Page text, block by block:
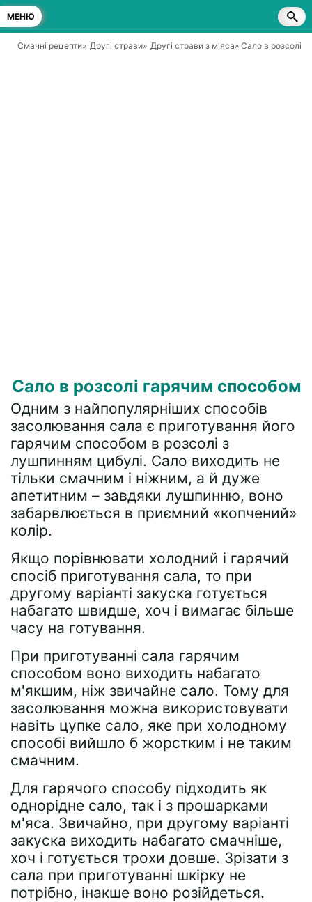
МЕНЮ
Смачні рецепти» Другі страви» Другі страви з м'яса» Сало в розсолі
Сало в розсолі гарячим способом
Одним з найпопулярніших способів
засолювання сала є приготування його
гарячим способом в розсолі з
лушпинням цибулі. Сало виходить не
тільки смачним і ніжним, а й дуже
апетитним – завдяки лушпинню, воно
забарвлюється в приємний «копчений»
колір.
Якщо порівнювати холодний і гарячий
спосіб приготування сала, то при
другому варіанті закуска готується
набагато швидше, хоч і вимагає більше
часу на готування.
При приготуванні сала гарячим
способом воно виходить набагато
м'якшим, ніж звичайне сало. Тому для
засолювання можна використовувати
навіть цупке сало, яке при холодному
способі вийшло б жорстким і не таким
смачним.
Для гарячого способу підходить як
однорідне сало, так і з прошарками
м'яса. Звичайно, при другому варіанті
закуска виходить набагато смачніше,
хоч і готується трохи довше. Зрізати з
сала при приготуванні шкірку не
потрібно, інакше воно розійдеться.